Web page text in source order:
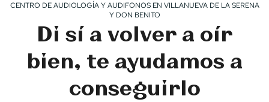
CENTRO DE AUDIOLOGÍA Y AUDIFONOS EN VILLANUEVA DE LA SERENA
Y DON BENITO
Di sí a volver a oír
bien, te ayudamos a
conseguirlo